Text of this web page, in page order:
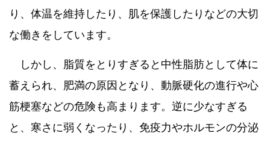
り、体温を維持したり、肌を保護したりなどの大切
な働きをしています。
しかし、脂質をとりすぎると中性脂肪として体に
蓄えられ、肥満の原因となり、動脈硬化の進行や心
筋梗塞などの危険も高まります。逆に少なすぎる
と、寒さに弱くなったり、免疫力やホルモンの分泌